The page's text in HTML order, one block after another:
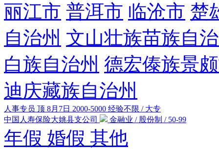
丽江市 普洱市 临沧市 楚
自治州 文山壮族苗族自
白族自治州 德宏傣族景
迪庆藏族自治州
人事专员 顶 8月7日 2000-5000 经验不限 / 大专
中国人寿保险大姚县支公司
金融业 / 股份制 / 50-99
年假 婚假 其他